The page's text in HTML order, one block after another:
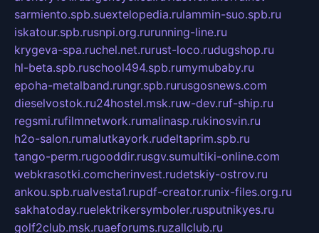
sarmiento.spb.suextelopedia.rulammin-suo.spb.ru
iskatour.spb.rusnpi.org.rurunning-line.ru
krygeva-spa.ruchel.net.rurust-loco.rudugshop.ru
hl-beta.spb.ruschool494.spb.rumymubaby.ru
epoha-metalband.rungr.spb.rurusgosnews.com
dieselvostok.ru24hostel.msk.ruw-dev.ruf-ship.ru
regsmi.rufilmnetwork.rumalinasp.rukinosvin.ru
h2o-salon.rumalutkayork.rudeltaprim.spb.ru
tango-perm.rugooddir.rusgv.sumultiki-online.com
webkrasotki.comcherinvest.rudetskiy-ostrov.ru
ankou.spb.rualvesta1.rupdf-creator.runix-files.org.ru
sakhatoday.ruelektrikersymboler.rusputnikyes.ru
golf2club.msk.ruaeforums.ruzallclub.ru